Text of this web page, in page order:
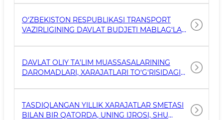
TOMONIDAN TO‘G‘RIDAN-TO‘G‘RI
SHARTNOMALAR BO‘YICHA XARID
QILINADIGAN TOVARLAR (ISHLAR, XIZMATLAR)
O‘ZBEKISTON RESPUBLIKASI TRANSPORT
VAZIRLIGINING DAVLAT BUDJETI MABLAG‘LARI
TOVARLAR (ISHLAR, XIZMATLAR) TO‘G‘RISIDA
MA'LUMOT
DAVLAT OLIY TA’LIM MUASSASALARINING
DAROMADLARI, XARAJATLARI TO‘G‘RISIDAGI
TASDIQLANGAN YILLIK XARAJATLAR SMETASI
BILAN BIR QATORDA, UNING IJROSI, SHU